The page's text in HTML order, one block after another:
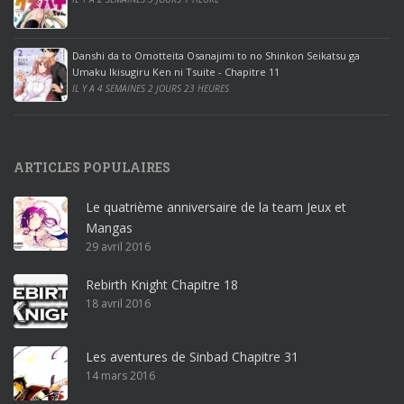
c
e
2
0
1
r
o
ff
i
c
e
3
r
Danshi da to Omotteita Osanajimi to no Shinkon Seikatsu ga
Umaku Ikisugiru Ken ni Tsuite - Chapitre 11
IL Y A 4 SEMAINES 2 JOURS 23 HEURES
ARTICLES POPULAIRES
Le quatrième anniversaire de la team Jeux et
Mangas
29 avril 2016
Rebirth Knight Chapitre 18
18 avril 2016
Les aventures de Sinbad Chapitre 31
14 mars 2016